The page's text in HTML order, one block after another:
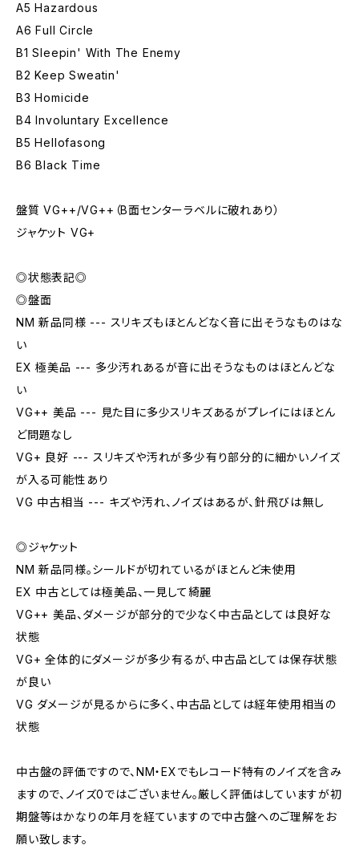
A5 Hazardous
A6 Full Circle
B1 Sleepin' With The Enemy
B2 Keep Sweatin'
B3 Homicide
B4 Involuntary Excellence
B5 Hellofasong
B6 Black Time
盤質 VG++/VG++（B面センターラベルに破れあり）
ジャケット VG+
◎状態表記◎
◎盤面
NM 新品同様 --- スリキズもほとんどなく音に出そうなものはな
い
EX 極美品 --- 多少汚れあるが音に出そうなものはほとんどな
い
VG++ 美品 --- 見た目に多少スリキズあるがプレイにはほとん
ど問題なし
VG+ 良好 --- スリキズや汚れが多少有り部分的に細かいノイズ
が入る可能性あり
VG 中古相当 --- キズや汚れ、ノイズはあるが、針飛びは無し
◎ジャケット
NM 新品同様。シールドが切れているがほとんど未使用
EX 中古としては極美品、一見して綺麗
VG++ 美品、ダメージが部分的で少なく中古品としては良好な
状態
VG+ 全体的にダメージが多少有るが、中古品としては保存状態
が良い
VG ダメージが見るからに多く、中古品としては経年使用相当の
状態
中古盤の評価ですので、NM・EXでもレコード特有のノイズを含み
ますので、ノイズ0ではございません。厳しく評価はしていますが初
期盤等はかなりの年月を経ていますので中古盤へのご理解をお
願い致します。